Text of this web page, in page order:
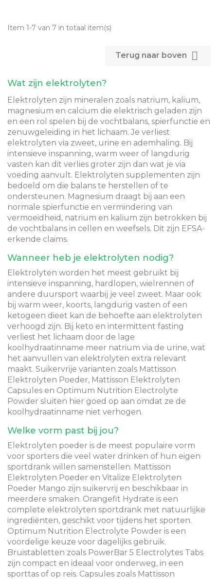
Item 1-7 van 7 in totaal item(s)
Terug naar boven 
Wat zijn elektrolyten?
Elektrolyten zijn mineralen zoals natrium, kalium,
magnesium en calcium die elektrisch geladen zijn
en een rol spelen bij de vochtbalans, spierfunctie en
zenuwgeleiding in het lichaam. Je verliest
elektrolyten via zweet, urine en ademhaling. Bij
intensieve inspanning, warm weer of langdurig
vasten kan dit verlies groter zijn dan wat je via
voeding aanvult. Elektrolyten supplementen zijn
bedoeld om die balans te herstellen of te
ondersteunen. Magnesium draagt bij aan een
normale spierfunctie en vermindering van
vermoeidheid, natrium en kalium zijn betrokken bij
de vochtbalans in cellen en weefsels. Dit zijn EFSA-
erkende claims.
Wanneer heb je elektrolyten nodig?
Elektrolyten worden het meest gebruikt bij
intensieve inspanning, hardlopen, wielrennen of
andere duursport waarbij je veel zweet. Maar ook
bij warm weer, koorts, langdurig vasten of een
ketogeen dieet kan de behoefte aan elektrolyten
verhoogd zijn. Bij keto en intermittent fasting
verliest het lichaam door de lage
koolhydraatinname meer natrium via de urine, wat
het aanvullen van elektrolyten extra relevant
maakt. Suikervrije varianten zoals Mattisson
Elektrolyten Poeder, Mattisson Elektrolyten
Capsules en Optimum Nutrition Electrolyte
Powder sluiten hier goed op aan omdat ze de
koolhydraatinname niet verhogen.
Welke vorm past bij jou?
Elektrolyten poeder is de meest populaire vorm
voor sporters die veel water drinken of hun eigen
sportdrank willen samenstellen. Mattisson
Elektrolyten Poeder en Vitalize Elektrolyten
Poeder Mango zijn suikervrij en beschikbaar in
meerdere smaken. Orangefit Hydrate is een
complete elektrolyten sportdrank met natuurlijke
ingrediënten, geschikt voor tijdens het sporten.
Optimum Nutrition Electrolyte Powder is een
voordelige keuze voor dagelijks gebruik.
Bruistabletten zoals PowerBar 5 Electrolytes Tabs
zijn compact en ideaal voor onderweg, in een
sporttas of op reis. Capsules zoals Mattisson